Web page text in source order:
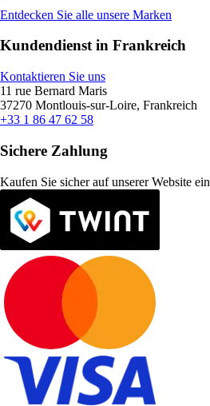
Entdecken Sie alle unsere Marken
Kundendienst in Frankreich
Kontaktieren Sie uns
11 rue Bernard Maris
37270 Montlouis-sur-Loire, Frankreich
+33 1 86 47 62 58
Sichere Zahlung
Kaufen Sie sicher auf unserer Website ein